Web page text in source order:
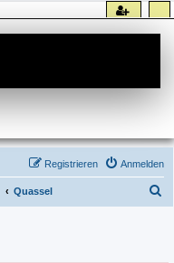
Anmelden
Registrieren
Quassel